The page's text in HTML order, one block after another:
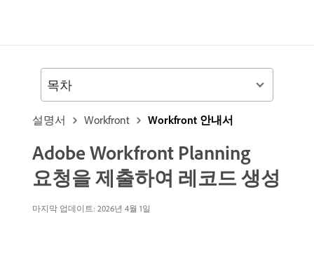
설명서 Workfront Workfront 안내서
Adobe Workfront Planning
요청을 제출하여 레코드 생성
마지막 업데이트: 2026년 4월 1일
목차